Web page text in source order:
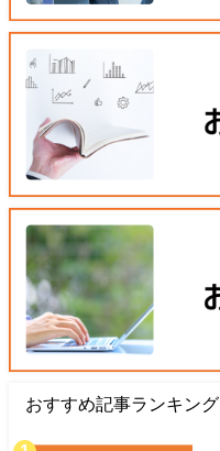
おすすめ記事ランキング